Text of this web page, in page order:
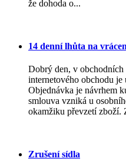
že dohoda o...
14 denní lhůta na
Dobrý den, v obchodních
internetového obchodu je
Objednávka je návrhem
smlouva vzniká u
okamžiku převzetí zboží.
Zrušení sídla